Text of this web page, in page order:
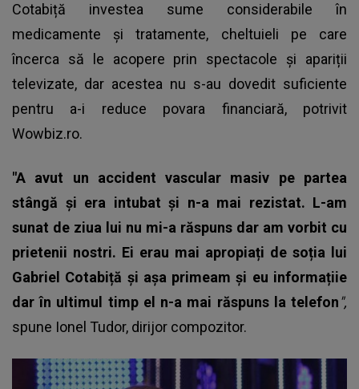
Cotabiță investea sume considerabile în
medicamente și tratamente, cheltuieli pe care
încerca să le acopere prin spectacole și apariții
televizate, dar acestea nu s-au dovedit suficiente
pentru a-i reduce povara financiară, potrivit
Wowbiz.ro.
"A avut un accident vascular masiv pe partea
stângă și era intubat și n-a mai rezistat. L-am
sunat de ziua lui nu mi-a răspuns dar am vorbit cu
prietenii nostri. Ei erau mai apropiați de soția lui
Gabriel Cotabiță și așa primeam și eu informațiie
dar în ultimul timp el n-a mai răspuns la telefon",
spune Ionel Tudor, dirijor compozitor.